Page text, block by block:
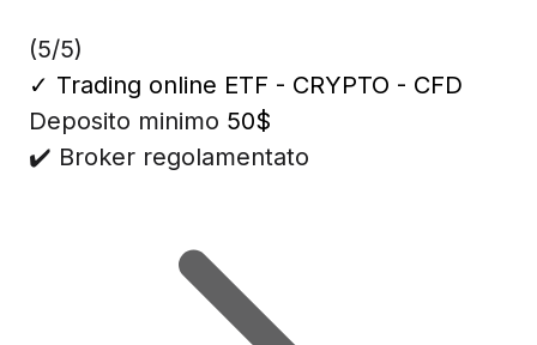
(5/5)
✓ Trading online ETF - CRYPTO - CFD
Deposito minimo 50$
✔️ Broker regolamentato